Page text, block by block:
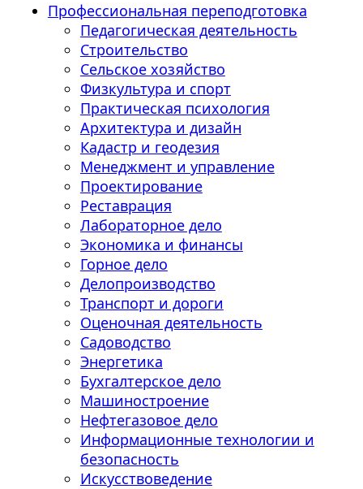
Профессиональная переподготовка
Педагогическая деятельность
Строительство
Сельское хозяйство
Физкультура и спорт
Практическая психология
Архитектура и дизайн
Кадастр и геодезия
Менеджмент и управление
Проектирование
Реставрация
Лабораторное дело
Экономика и финансы
Горное дело
Делопроизводство
Транспорт и дороги
Оценочная деятельность
Садоводство
Энергетика
Бухгалтерское дело
Машиностроение
Нефтегазовое дело
Информационные технологии и
безопасность
Искусствоведение